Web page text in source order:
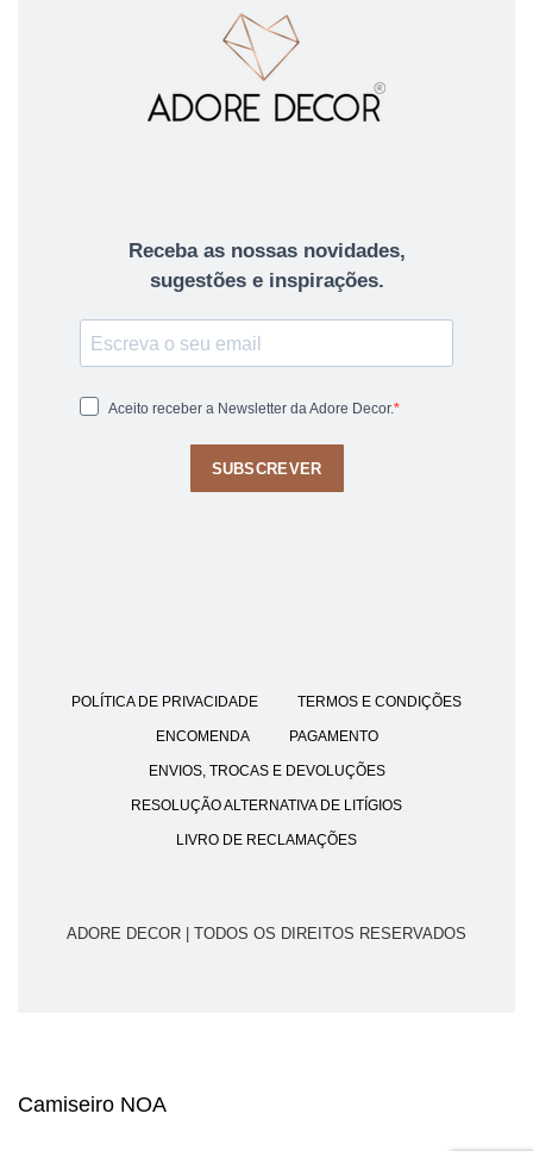
Receba as nossas novidades,
sugestões e inspirações.
Aceito receber a Newsletter da Adore Decor.
SUBSCREVER
POLÍTICA DE PRIVACIDADE TERMOS E CONDIÇÕES
ENCOMENDA PAGAMENTO
ENVIOS, TROCAS E DEVOLUÇÕES
RESOLUÇÃO ALTERNATIVA DE LITÍGIOS
LIVRO DE RECLAMAÇÕES
ADORE DECOR | TODOS OS DIREITOS RESERVADOS
Camiseiro NOA